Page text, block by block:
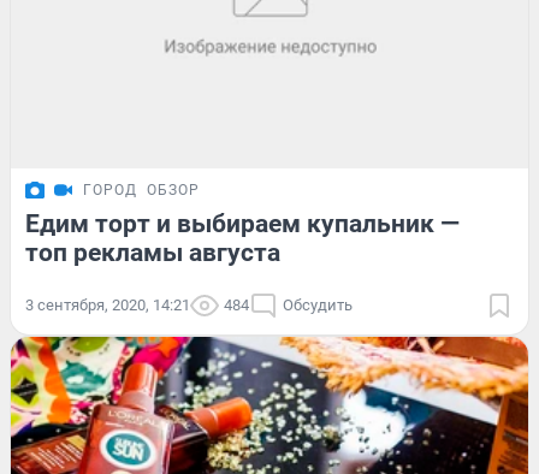
ГОРОД ОБЗОР
Едим торт и выбираем купальник —
топ рекламы августа
3 сентября, 2020, 14:21 484 Обсудить